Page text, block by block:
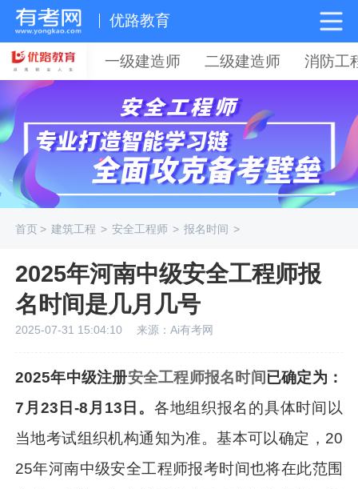
优路教育
一级建造师 二级建造师 消防工
首页> 建筑工程 > 安全工程师 > 报名时间 >
2025年河南中级安全工程师报
名时间是几月几号
2025-07-31 15:04:10 来源：Ai有考网
2025年中级注册安全工程师报名时间已确定为：
7月23日-8月13日。 各地组织报名的具体时间以
当地考试组织机构通知为准。基本可以确定，20
25年河南中级安全工程师报考时间也将在此范围